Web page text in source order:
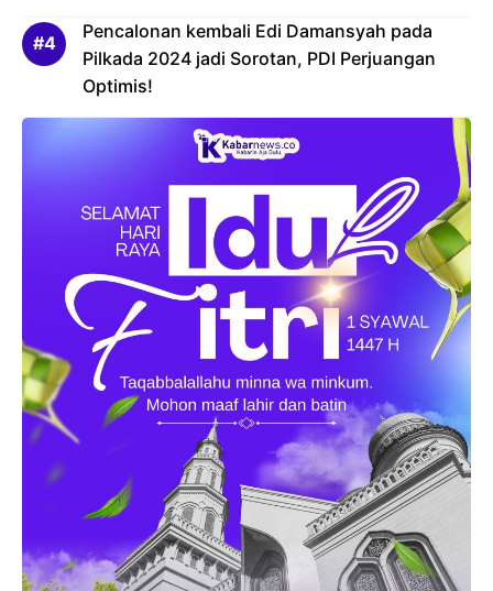
Pencalonan kembali Edi Damansyah pada
Pilkada 2024 jadi Sorotan, PDI Perjuangan
Optimis!